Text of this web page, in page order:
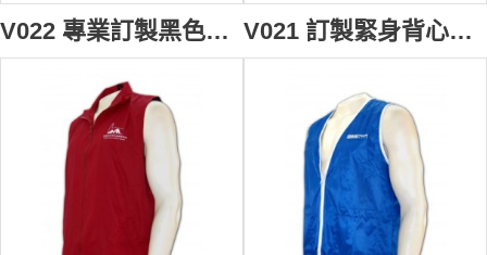
V022 專業訂製黑色男背心褸 訂購團體開胸背心外套 設計背心款式 cheap vest vest design 背心批發商 V021 訂製緊身背心男背心外套 diy vest waistcoat online 背心外套中心 設計背心褸批發商